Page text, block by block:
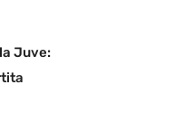
Juve: